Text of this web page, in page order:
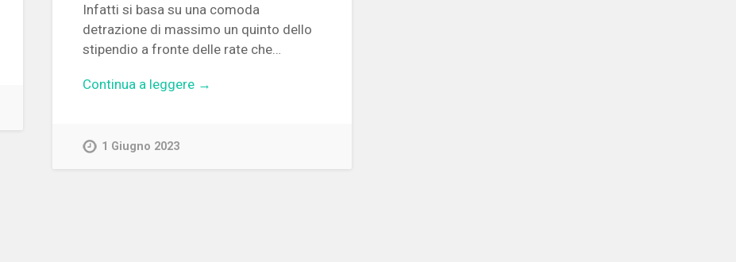
Infatti si basa su una comoda
detrazione di massimo un quinto dello
stipendio a fronte delle rate che…
Continua a leggere →
1 Giugno 2023